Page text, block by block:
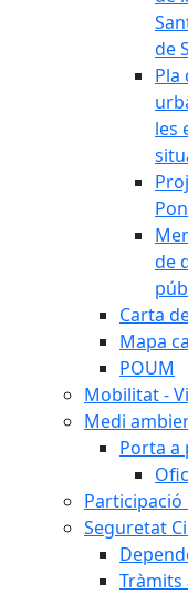
de
Pla
les
de
Carta
Mapa
POUM
Mobilitat -
Medi
Porta a
Seguretat